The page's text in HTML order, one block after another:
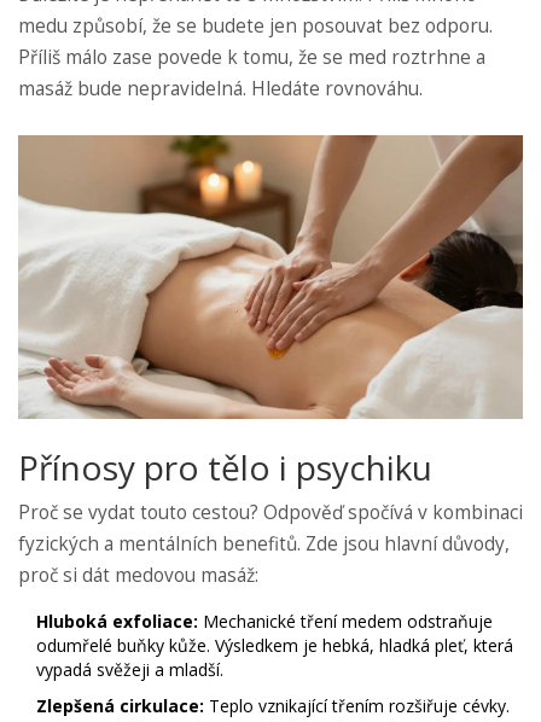
medu způsobí, že se budete jen posouvat bez odporu.
Příliš málo zase povede k tomu, že se med roztrhne a
masáž bude nepravidelná. Hledáte rovnováhu.
Přínosy pro tělo i psychiku
Proč se vydat touto cestou? Odpověď spočívá v kombinaci
fyzických a mentálních benefitů. Zde jsou hlavní důvody,
proč si dát medovou masáž:
Hluboká exfoliace: Mechanické tření medem odstraňuje
odumřelé buňky kůže. Výsledkem je hebká, hladká pleť, která
vypadá svěžeji a mladší.
Zlepšená cirkulace: Teplo vznikající třením rozšiřuje cévky.